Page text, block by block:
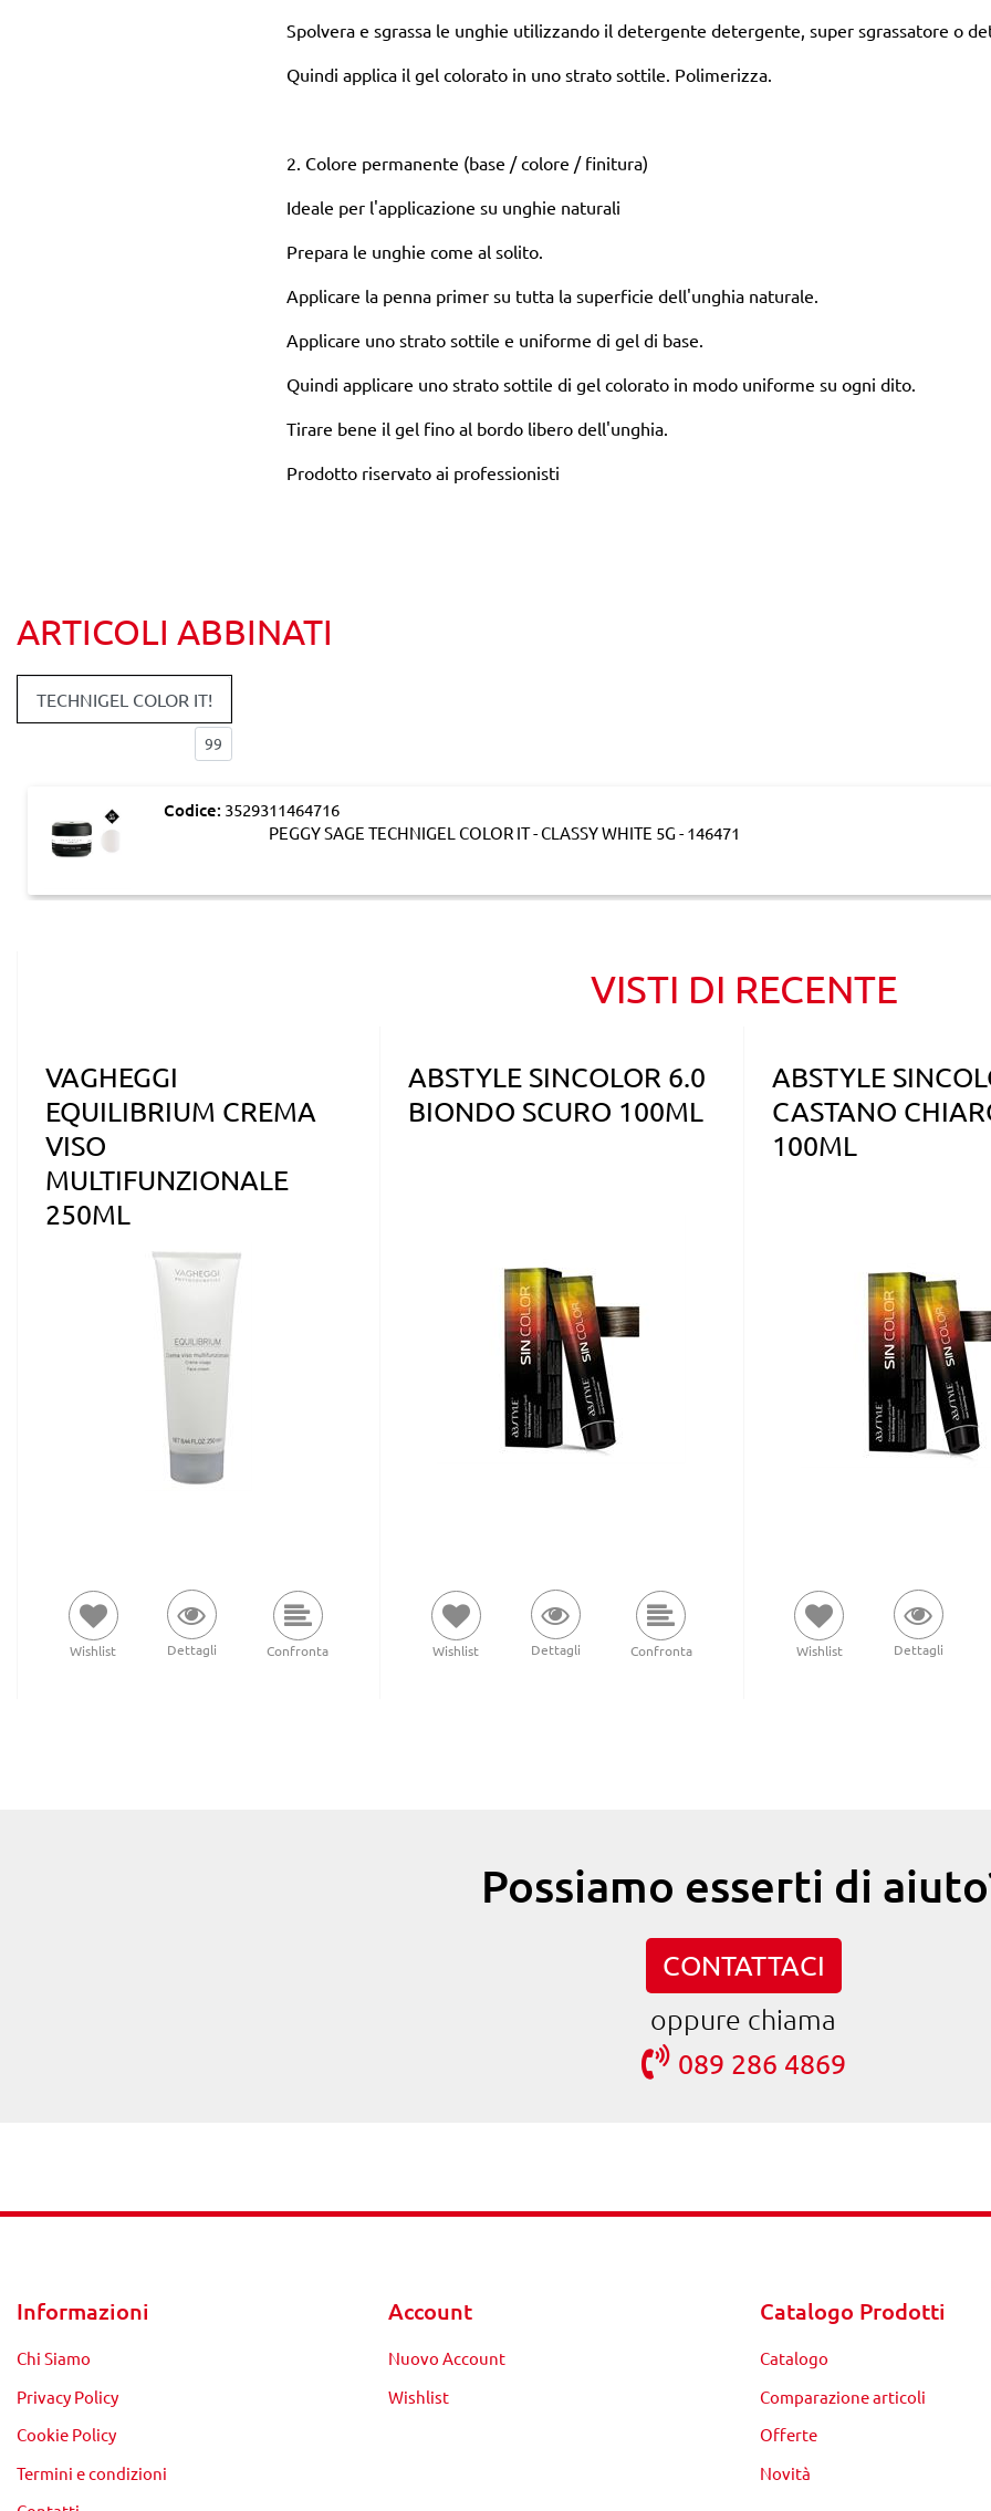
Spolvera e sgrassa le unghie utilizzando il detergente detergente, super sgrassatore o
Quindi applica il gel colorato in uno strato sottile. Polimerizza.
2. Colore permanente (base / colore / finitura)
Ideale per l'applicazione su unghie naturali
Prepara le unghie come al solito.
Applicare la penna primer su tutta la superficie dell'unghia naturale.
Applicare uno strato sottile e uniforme di gel di base.
Quindi applicare uno strato sottile di gel colorato in modo uniforme su ogni dito.
Tirare bene il gel fino al bordo libero dell'unghia.
Prodotto riservato ai professionisti
ARTICOLI ABBINATI
TECHNIGEL COLOR IT!
Codice: 3529311464716
PEGGY SAGE TECHNIGEL COLOR IT - CLASSY WHITE 5G - 146471
VISTI DI RECENTE
VAGHEGGI
EQUILIBRIUM CREMA
VISO
MULTIFUNZIONALE
250ML
Wishlist Dettagli Confronta
ABSTYLE SINCOLOR 6.0
BIONDO SCURO 100ML
Wishlist Dettagli Confronta
ABSTYLE
CASTANO
100ML
Wishlist Dettagli
Possiamo esserti di
CONTATTACI
oppure chiama
089 286 4869
Informazioni
Chi Siamo
Privacy Policy
Cookie Policy
Termini e condizioni
Account
Nuovo Account
Wishlist
Catalogo Prodotti
Catalogo
Comparazione articoli
Offerte
Novità